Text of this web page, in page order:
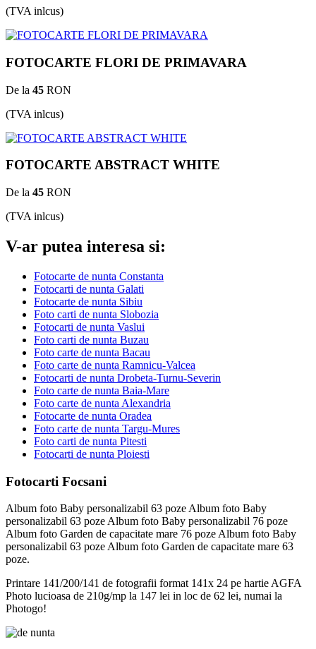
(TVA inlcus)
FOTOCARTE FLORI DE PRIMAVARA
De la 45 RON
(TVA inlcus)
FOTOCARTE ABSTRACT WHITE
De la 45 RON
(TVA inlcus)
V-ar putea interesa si:
Fotocarte de nunta Constanta
Fotocarti de nunta Galati
Fotocarte de nunta Sibiu
Foto carti de nunta Slobozia
Fotocarti de nunta Vaslui
Foto carti de nunta Buzau
Foto carte de nunta Bacau
Foto carte de nunta Ramnicu-Valcea
Fotocarti de nunta Drobeta-Turnu-Severin
Foto carte de nunta Baia-Mare
Foto carte de nunta Alexandria
Fotocarte de nunta Oradea
Foto carte de nunta Targu-Mures
Foto carti de nunta Pitesti
Fotocarti de nunta Ploiesti
Fotocarti Focsani
Album foto Baby personalizabil 63 poze Album foto Baby
personalizabil 63 poze Album foto Baby personalizabil 76 poze
Album foto Garden de capacitate mare 76 poze Album foto Baby
personalizabil 63 poze Album foto Garden de capacitate mare 63
poze.
Printare 141/200/141 de fotografii format 141x 24 pe hartie AGFA
Photo lucioasa de 210g/mp la 147 lei in loc de 62 lei, numai la
Photogo!